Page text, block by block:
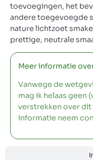
toevoegingen, het
andere toegevoegde
nature lichtzoet
prettige, neutrale
Meer informatie
Vanwege de
mag ik helaas geen
verstrekken over
informatie neem